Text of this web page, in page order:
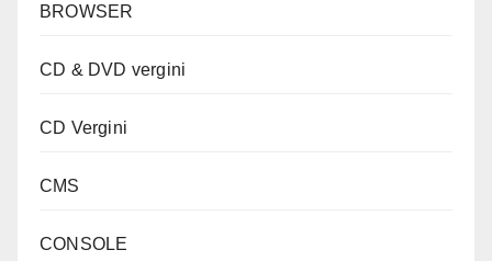
BROWSER
CD & DVD vergini
CD Vergini
CMS
CONSOLE